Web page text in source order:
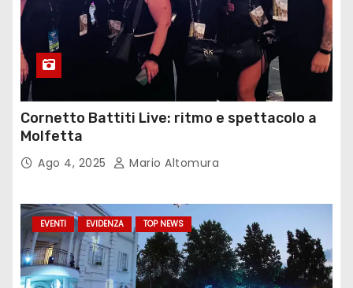
Cornetto Battiti Live: ritmo e spettacolo a
Molfetta
Ago 4, 2025 Mario Altomura
EVENTI EVIDENZA TOP NEWS